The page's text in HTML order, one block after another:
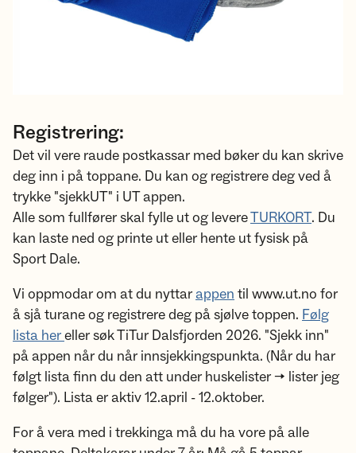
Registrering:
Det vil vere raude postkassar med bøker du kan skrive
deg inn i på toppane. Du kan og registrere deg ved å
trykke "sjekkUT" i UT appen.
Alle som fullfører skal fylle ut og levereTURKORT. Du
kan laste ned og printe ut eller hente ut fysisk på
Sport Dale.
Vi oppmodar om at du nyttarappen til www.ut.no for
å sjå turane og registrere deg på sjølve toppen. Følg
lista hereller søk TiTur Dalsfjorden 2026. "Sjekk inn"
på appen når du når innsjekkingspunkta. (Når du har
følgt lista finn du den att under huskelister -> lister jeg
følger"). Lista er aktiv 12.april - 12.oktober.
For å vera med i trekkinga må du ha vore på alle